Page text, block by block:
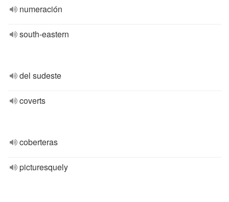
numeración
south-eastern
del sudeste
coverts
coberteras
picturesquely